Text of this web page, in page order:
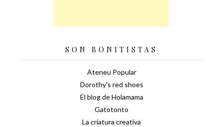
SON BONITISTAS
Ateneu Popular
Dorothy's red shoes
El blog de Holamama
Gatotonto
La criatura creativa